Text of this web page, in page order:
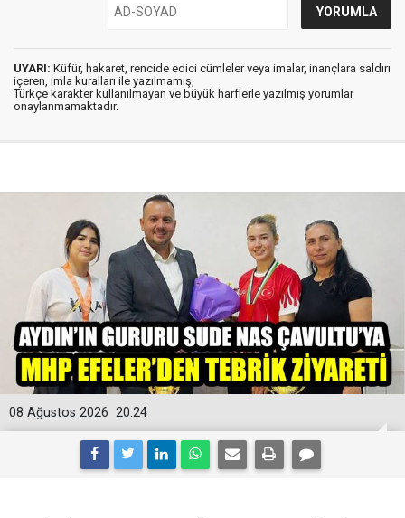
UYARI: Küfür, hakaret, rencide edici cümleler veya imalar, inançlara saldırı
içeren, imla kuralları ile yazılmamış,
Türkçe karakter kullanılmayan ve büyük harflerle yazılmış yorumlar
onaylanmamaktadır.
20:24
08 Ağustos 2026